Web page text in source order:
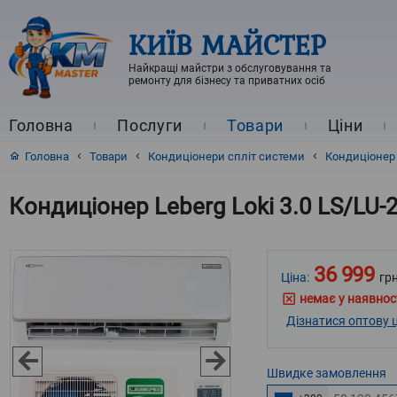
КИЇВ МАЙСТЕР
Найкращі майстри з обслуговування та
ремонту для бізнесу та приватних осіб
Головна Послуги Товари Ціни
Головна Товари Кондиціонери спліт системи
Кондиціонер Leberg Loki 3.0 LS/
Ціна: 36 999
немає у
Дізнатися оптову
Швидкезамовлення